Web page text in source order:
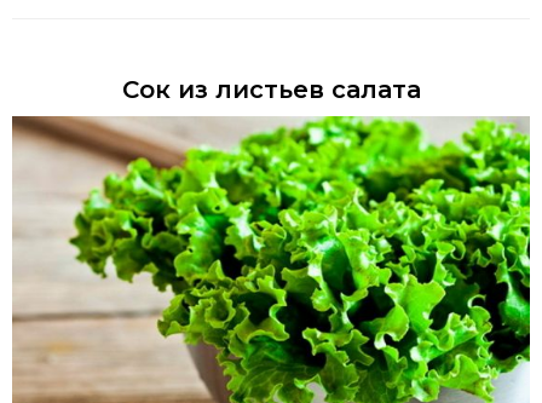
Сок из листьев салата